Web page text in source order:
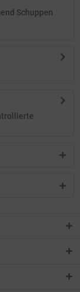
Schuppen